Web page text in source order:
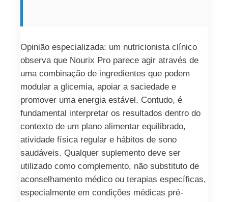
Opinião especializada: um nutricionista clínico
observa que Nourix Pro parece agir através de
uma combinação de ingredientes que podem
modular a glicemia, apoiar a saciedade e
promover uma energia estável. Contudo, é
fundamental interpretar os resultados dentro do
contexto de um plano alimentar equilibrado,
atividade física regular e hábitos de sono
saudáveis. Qualquer suplemento deve ser
utilizado como complemento, não substituto de
aconselhamento médico ou terapias específicas,
especialmente em condições médicas pré-